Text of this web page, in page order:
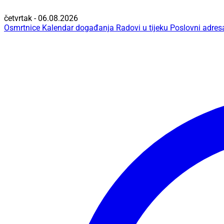
četvrtak - 06.08.2026
Osmrtnice Kalendar događanja Radovi u tijeku Poslovni